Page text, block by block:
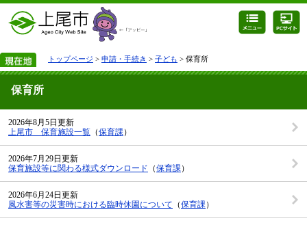
トップページ > 申請・手続き > 子ども > 保育所
保育所
2026年8月5日更新
上尾市 保育施設一覧 （保育課 ）
2026年7月29日更新
保育施設等に関わる様式ダウンロード （保育課 ）
2026年6月24日更新
風水害等の災害時における臨時休園について （保育課 ）